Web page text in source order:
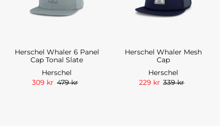
Herschel Whaler 6 Panel
Cap Tonal Slate
Herschel
309 kr 479 kr
Herschel Whaler Mesh
Cap
Herschel
229 kr 339 kr